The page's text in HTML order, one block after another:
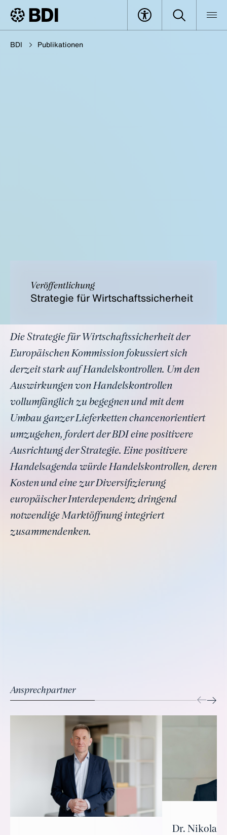
BDI Publikationen
Veröffentlichung
Strategie für Wirtschaftssicherheit
Die Strategie für Wirtschaftssicherheit der
Europäischen Kommission fokussiert sich
derzeit stark auf Handelskontrollen. Um den
Auswirkungen von Handelskontrollen
vollumfänglich zu begegnen und mit dem
Umbau ganzer Lieferketten chancenorientiert
umzugehen, fordert der BDI eine positivere
Ausrichtung der Strategie. Eine positivere
Handelsagenda würde Handelskontrollen, deren
Kosten und eine zur Diversifizierung
europäischer Interdependenz dringend
notwendige Marktöffnung integriert
zusammendenken.
Ansprechpartner
Dr. Nikolas